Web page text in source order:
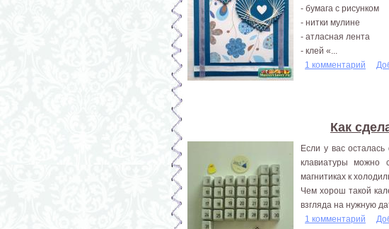
- бумага с рисунком
- нитки мулине
- атласная лента
- клей «...
1 комментарий
Как
Если у вас
клавиатуры можно
магнитиках к
Чем хорош такой
взгляда на нужную
1 комментарий